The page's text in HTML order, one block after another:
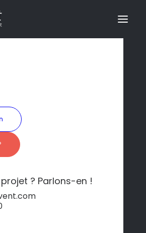
? Parlons-en !
team-
inédites
sur la plage, surf, 4×4 dans la